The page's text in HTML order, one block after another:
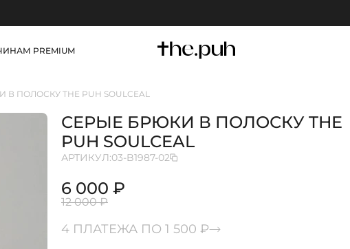
PREMIUM
ПОЛОСКУ THE PUH SOULCEAL
СЕРЫЕ БРЮКИ В ПОЛОСКУ THE
PUH SOULCEAL
АРТИКУЛ:03-B1987-02
6 000 ₽
12 000 ₽
4 ПЛАТЕЖА ПО 1 500 ₽